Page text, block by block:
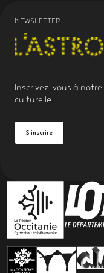
NEWSLETTER
Inscrivez-vous à notre
culturelle.
S'inscrire
PARTENAIRES